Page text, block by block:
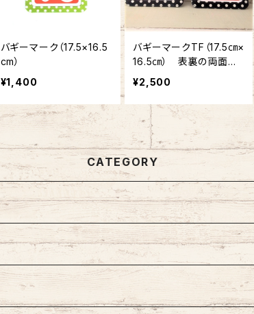
バギーマーク（17.5×16.5
cm）
¥1,400
バギーマークTF（17.5㎝×
16.5㎝） 表裏の両面に
マーク入り
¥2,500
CATEGORY